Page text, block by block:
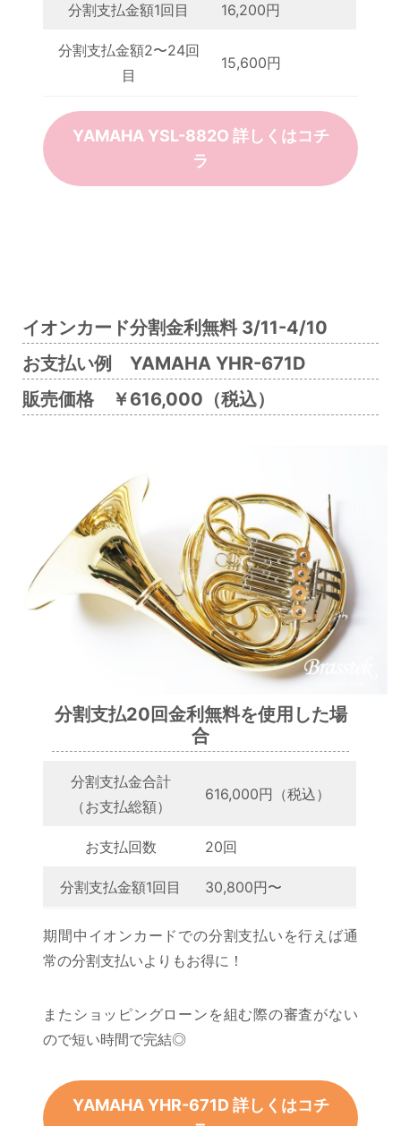
分割支払金額1回目 16,200円
分割支払金額2〜24回
目
15,600円
YAMAHA YSL-882O 詳しくはコチ
ラ
イオンカード分割金利無料 3/11-4/10
お支払い例 YAMAHA YHR-671D
販売価格 ￥616,000（税込）
分割支払20回金利無料を使用した場
合
分割支払金合計
（お支払総額）
616,000円（税込）
お支払回数 20回
分割支払金額1回目 30,800円〜
期間中イオンカードでの分割支払いを行えば通
常の分割支払いよりもお得に！
またショッピングローンを組む際の審査がない
ので短い時間で完結◎
YAMAHA YHR-671D 詳しくはコチ